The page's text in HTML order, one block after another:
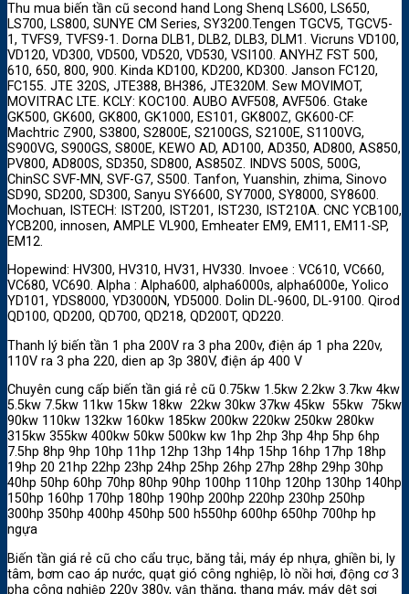
Thu mua biến tần cũ second hand Long Shenq LS600, LS650,
LS700, LS800, SUNYE CM Series, SY3200.Tengen TGCV5, TGCV5-
1, TVFS9, TVFS9-1. Dorna DLB1, DLB2, DLB3, DLM1. Vicruns VD100,
VD120, VD300, VD500, VD520, VD530, VSI100. ANYHZ FST 500,
610, 650, 800, 900. Kinda KD100, KD200, KD300. Janson FC120,
FC155. JTE 320S, JTE388, BH386, JTE320M. Sew MOVIMOT,
MOVITRAC LTE. KCLY: KOC100. AUBO AVF508, AVF506. Gtake
GK500, GK600, GK800, GK1000, ES101, GK800Z, GK600-CF.
Machtric Z900, S3800, S2800E, S2100GS, S2100E, S1100VG,
S900VG, S900GS, S800E, KEWO AD, AD100, AD350, AD800, AS850,
PV800, AD800S, SD350, SD800, AS850Z. INDVS 500S, 500G,
ChinSC SVF-MN, SVF-G7, S500. Tanfon, Yuanshin, zhima, Sinovo
SD90, SD200, SD300, Sanyu SY6600, SY7000, SY8000, SY8600.
Mochuan, ISTECH: IST200, IST201, IST230, IST210A. CNC YCB100,
YCB200, innosen, AMPLE VL900, Emheater EM9, EM11, EM11-SP,
EM12.
Hopewind: HV300, HV310, HV31, HV330. Invoee : VC610, VC660,
VC680, VC690. Alpha : Alpha600, alpha6000s, alpha6000e, Yolico
YD101, YDS8000, YD3000N, YD5000. Dolin DL-9600, DL-9100. Qirod
QD100, QD200, QD700, QD218, QD200T, QD220.
Thanh lý biến tần 1 pha 200V ra 3 pha 200v, điện áp 1 pha 220v,
110V ra 3 pha 220, dien ap 3p 380V, điện áp 400 V
Chuyên cung cấp biến tần giá rẻ cũ 0.75kw 1.5kw 2.2kw 3.7kw 4kw
5.5kw 7.5kw 11kw 15kw 18kw 22kw 30kw 37kw 45kw 55kw 75kw
90kw 110kw 132kw 160kw 185kw 200kw 220kw 250kw 280kw
315kw 355kw 400kw 50kw 500kw kw 1hp 2hp 3hp 4hp 5hp 6hp
7.5hp 8hp 9hp 10hp 11hp 12hp 13hp 14hp 15hp 16hp 17hp 18hp
19hp 20 21hp 22hp 23hp 24hp 25hp 26hp 27hp 28hp 29hp 30hp
40hp 50hp 60hp 70hp 80hp 90hp 100hp 110hp 120hp 130hp 140hp
150hp 160hp 170hp 180hp 190hp 200hp 220hp 230hp 250hp
300hp 350hp 400hp 450hp 500 h550hp 600hp 650hp 700hp hp
ngựa
Biến tần giá rẻ cũ cho cẩu trục, băng tải, máy ép nhựa, ghiền bi, ly
tâm, bơm cao áp nước, quạt gió công nghiệp, lò nồi hơi, động cơ 3
pha công nghiệp 220v 380v, vận thăng, thang máy, máy dệt sợi